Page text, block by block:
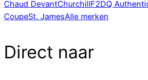
Chaud DevantChurchillF2DQ
CoupeSt. JamesAlle merken
Direct naar